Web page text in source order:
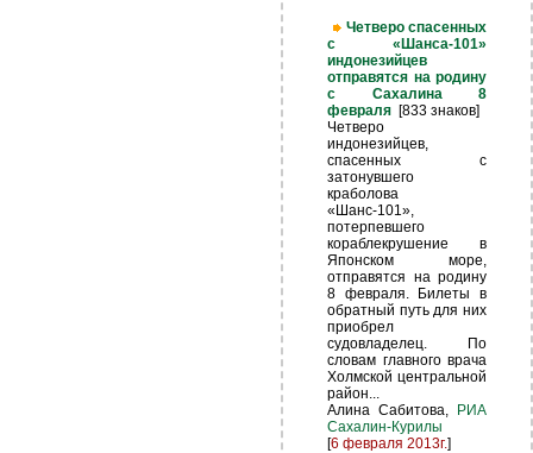
Четверо спасенных
с «Шанса-101»
индонезийцев
отправятся на родину
с Сахалина 8
февраля [833 знаков]
Четверо
индонезийцев,
спасенных с
затонувшего
краболова
«Шанс-101»,
потерпевшего
кораблекрушение в
Японском море,
отправятся на родину
8 февраля. Билеты в
обратный путь для них
приобрел
судовладелец. По
словам главного врача
Холмской центральной
район...
Алина Сабитова,
РИА
Сахалин-Курилы
[6 февраля 2013г.]